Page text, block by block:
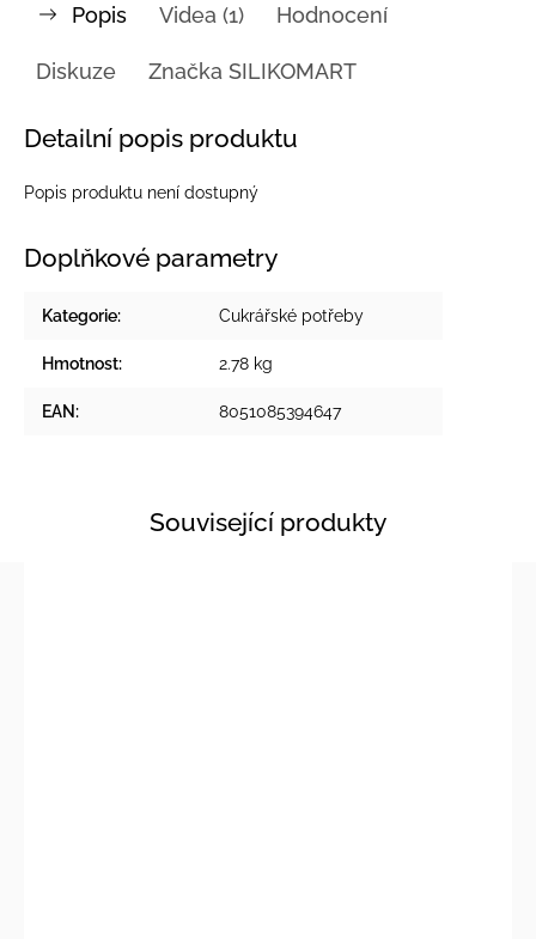
Popis Videa (1) Hodnocení
Diskuze Značka SILIKOMART
Detailní popis produktu
Popis produktu není dostupný
Doplňkové parametry
Kategorie: Cukrářské potřeby
Hmotnost: 2.78 kg
EAN: 8051085394647
Související produkty